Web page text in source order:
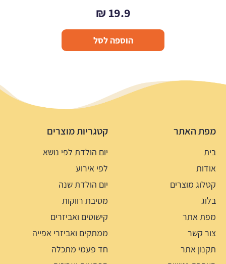
19.9
₪
הוספה לסל
מפת האתר
בית
אודות
קטלוג מוצרים
בלוג
מפת אתר
צור קשר
תקנון אתר
קטגריות מוצרים
יום הולדת לפי נושא
לפי אירוע
יום הולדת שנה
מסיבת רווקות
קישוטים ואביזרים
ממתקים ואביזרי אפייה
חד פעמי מתכלה